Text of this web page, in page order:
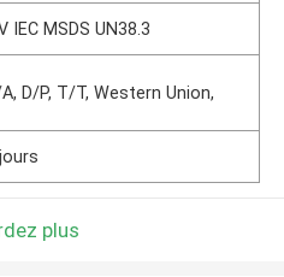
IEC MSDS UN38.3
D/P, T/T, Western Union,
plus